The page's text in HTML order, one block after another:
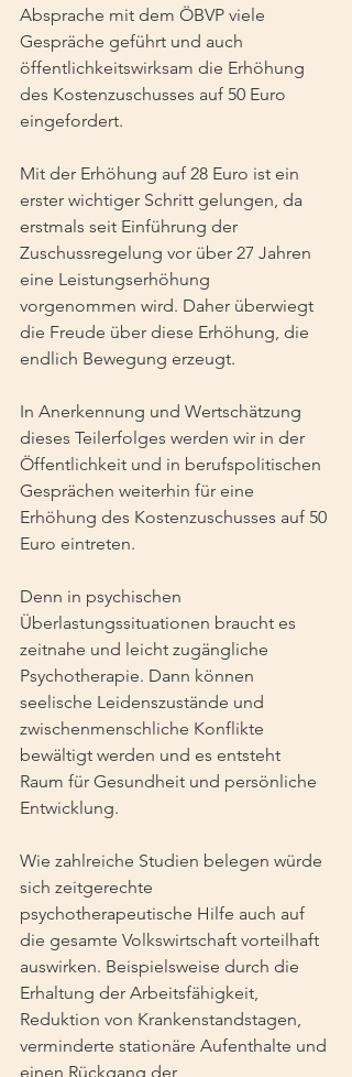
Absprache mit dem ÖBVP viele
Gespräche geführt und auch
öffentlichkeitswirksam die Erhöhung
des Kostenzuschusses auf 50 Euro
eingefordert.
Mit der Erhöhung auf 28 Euro ist ein
erster wichtiger Schritt gelungen, da
erstmals seit Einführung der
Zuschussregelung vor über 27 Jahren
eine Leistungserhöhung
vorgenommen wird. Daher überwiegt
die Freude über diese Erhöhung, die
endlich Bewegung erzeugt.
In Anerkennung und Wertschätzung
dieses Teilerfolges werden wir in der
Öffentlichkeit und in berufspolitischen
Gesprächen weiterhin für eine
Erhöhung des Kostenzuschusses auf 50
Euro eintreten.
Denn in psychischen
Überlastungssituationen braucht es
zeitnahe und leicht zugängliche
Psychotherapie. Dann können
seelische Leidenszustände und
zwischenmenschliche Konflikte
bewältigt werden und es entsteht
Raum für Gesundheit und persönliche
Entwicklung.
Wie zahlreiche Studien belegen würde
sich zeitgerechte
psychotherapeutische Hilfe auch auf
die gesamte Volkswirtschaft vorteilhaft
auswirken. Beispielsweise durch die
Erhaltung der Arbeitsfähigkeit,
Reduktion von Krankenstandstagen,
verminderte stationäre Aufenthalte und
einen Rückgang der